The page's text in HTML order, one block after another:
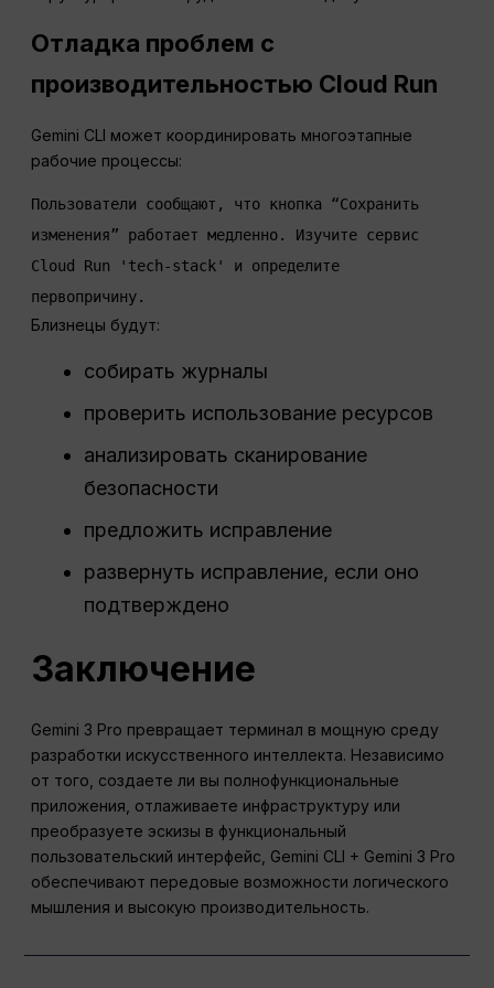
Отладка проблем с
производительностью Cloud Run
Gemini CLI может координировать многоэтапные
рабочие процессы:
Пользователи сообщают, что кнопка “Сохранить
изменения” работает медленно. Изучите сервис
Cloud Run 'tech-stack' и определите
Близнецы будут:
собирать журналы
проверить использование ресурсов
анализировать сканирование
безопасности
предложить исправление
развернуть исправление, если оно
подтверждено
Заключение
Gemini 3 Pro превращает терминал в мощную среду
разработки искусственного интеллекта. Независимо
от того, создаете ли вы полнофункциональные
приложения, отлаживаете инфраструктуру или
преобразуете эскизы в функциональный
пользовательский интерфейс, Gemini CLI + Gemini 3 Pro
обеспечивают передовые возможности логического
мышления и высокую производительность.